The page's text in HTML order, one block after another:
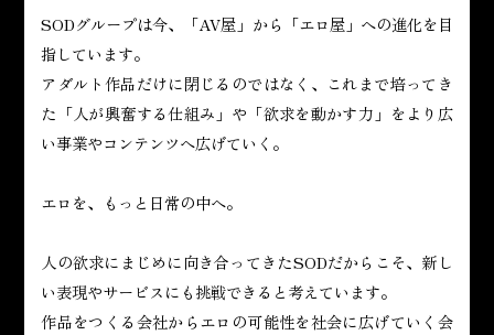
SODグループは今、「AV屋」から「エロ屋」への進化を目
指しています。
アダルト作品だけに閉じるのではなく、これまで培ってき
た「人が興奮する仕組み」や「欲求を動かす力」をより広
い事業やコンテンツへ広げていく。
エロを、もっと日常の中へ。
人の欲求にまじめに向き合ってきたSODだからこそ、新し
い表現やサービスにも挑戦できると考えています。
作品をつくる会社からエロの可能性を社会に広げていく会